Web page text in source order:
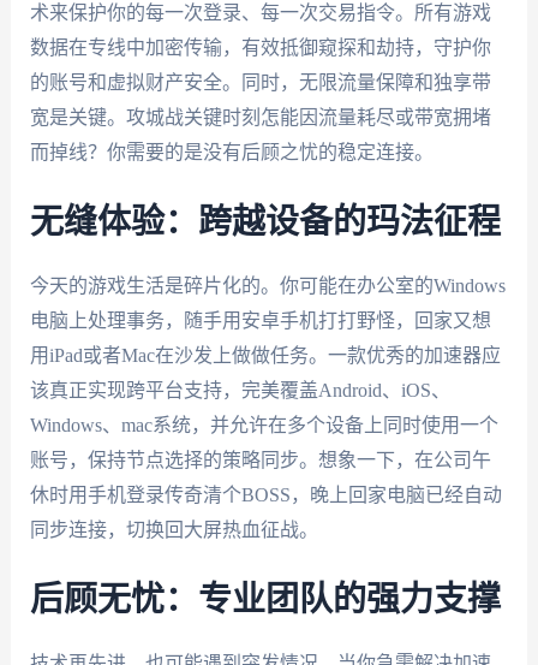
术来保护你的每一次登录、每一次交易指令。所有游戏
数据在专线中加密传输，有效抵御窥探和劫持，守护你
的账号和虚拟财产安全。同时，无限流量保障和独享带
宽是关键。攻城战关键时刻怎能因流量耗尽或带宽拥堵
而掉线？你需要的是没有后顾之忧的稳定连接。
无缝体验：跨越设备的玛法征程
今天的游戏生活是碎片化的。你可能在办公室的Windows
电脑上处理事务，随手用安卓手机打打野怪，回家又想
用iPad或者Mac在沙发上做做任务。一款优秀的加速器应
该真正实现跨平台支持，完美覆盖Android、iOS、
Windows、mac系统，并允许在多个设备上同时使用一个
账号，保持节点选择的策略同步。想象一下，在公司午
休时用手机登录传奇清个BOSS，晚上回家电脑已经自动
同步连接，切换回大屏热血征战。
后顾无忧：专业团队的强力支撑